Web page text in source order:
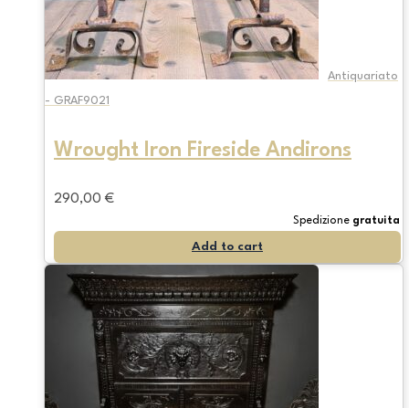
Antiquariato
- GRAF9021
Wrought Iron Fireside Andirons
290,00 €
Spedizione gratuita
Add to cart